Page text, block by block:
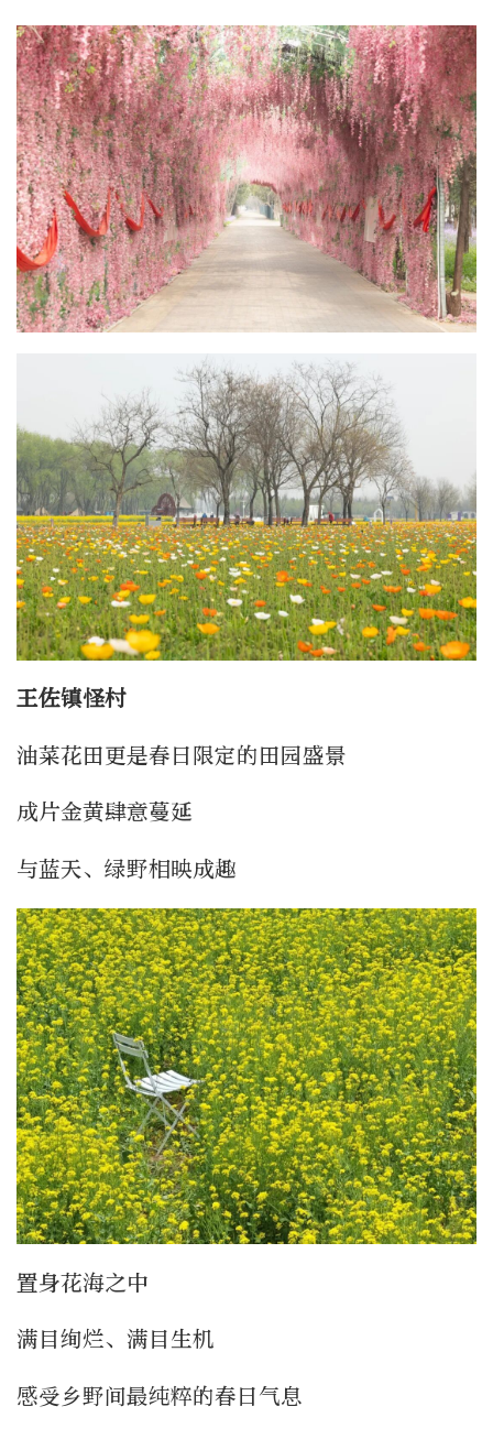
王佐镇怪村
油菜花田更是春日限定的田园盛景
成片金黄肆意蔓延
与蓝天、绿野相映成趣
置身花海之中
满目绚烂、满目生机
感受乡野间最纯粹的春日气息